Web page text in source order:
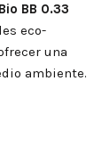
BB 0.33
eco-
una
ambiente.